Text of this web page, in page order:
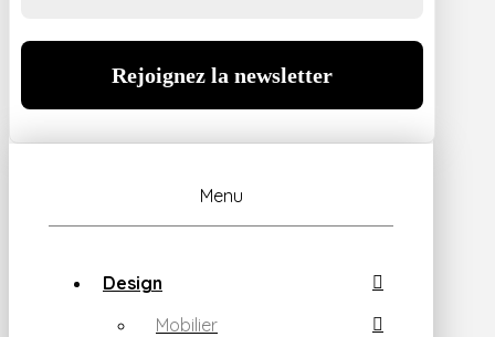
Menu
Design
Mobilier